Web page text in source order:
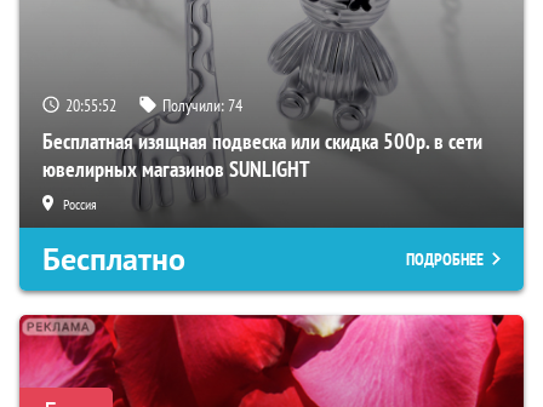
20:55:51 Получили:74
Бесплатная изящная подвеска или скидка 500р. в сети
ювелирных магазинов SUNLIGHT
Россия
Бесплатно ПОДРОБНЕЕ